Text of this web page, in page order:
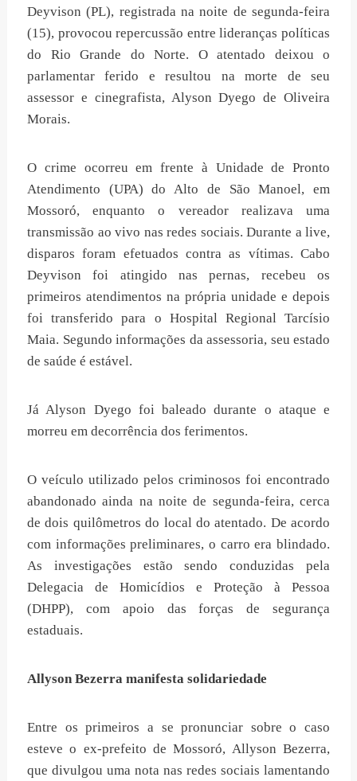
Deyvison (PL), registrada na noite de segunda-feira
(15), provocou repercussão entre lideranças políticas
do Rio Grande do Norte. O atentado deixou o
parlamentar ferido e resultou na morte de seu
assessor e cinegrafista, Alyson Dyego de Oliveira
Morais.
O crime ocorreu em frente à Unidade de Pronto
Atendimento (UPA) do Alto de São Manoel, em
Mossoró, enquanto o vereador realizava uma
transmissão ao vivo nas redes sociais. Durante a live,
disparos foram efetuados contra as vítimas. Cabo
Deyvison foi atingido nas pernas, recebeu os
primeiros atendimentos na própria unidade e depois
foi transferido para o Hospital Regional Tarcísio
Maia. Segundo informações da assessoria, seu estado
de saúde é estável.
Já Alyson Dyego foi baleado durante o ataque e
morreu em decorrência dos ferimentos.
O veículo utilizado pelos criminosos foi encontrado
abandonado ainda na noite de segunda-feira, cerca
de dois quilômetros do local do atentado. De acordo
com informações preliminares, o carro era blindado.
As investigações estão sendo conduzidas pela
Delegacia de Homicídios e Proteção à Pessoa
(DHPP), com apoio das forças de segurança
estaduais.
Allyson Bezerra manifesta solidariedade
Entre os primeiros a se pronunciar sobre o caso
esteve o ex-prefeito de Mossoró, Allyson Bezerra,
que divulgou uma nota nas redes sociais lamentando